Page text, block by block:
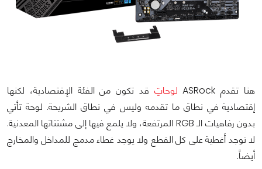
هنا تقدم ASRock لوحاتٍ قد تكون من الفئة الإقتصادية، لكنها
إقتصادية في نطاق ما تقدمه وليس في نطاق الشريحة. لوحة تأتي
بدون رفاهيات الـ RGB المرتفعة، ولا يلمع فيها إلى مشتتاتها المعدنية.
لا توجد أغطية على كل القطع ولا يوجد غطاء مدمج للمداخل والمخارج
أيضاً.